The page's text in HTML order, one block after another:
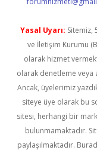
Yasal Uyarı: Sitemiz,
ve İletişim Kurumu
olarak hizmet
olarak denetleme veya
Ancak, üyelerimiz
siteye üye olarak bu
sitesi, herhangi bir
bulunmamaktadır.
paylaşılmaktadır.